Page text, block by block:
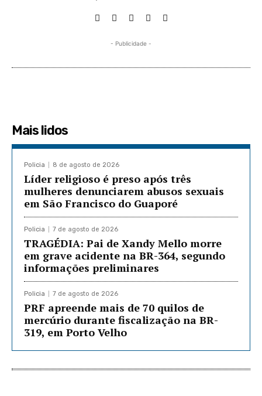
- Publicidade -
Mais lidos
Policia 8 de agosto de 2026
Líder religioso é preso após três
mulheres denunciarem abusos sexuais
em São Francisco do Guaporé
Policia 7 de agosto de 2026
TRAGÉDIA: Pai de Xandy Mello morre
em grave acidente na BR-364, segundo
informações preliminares
Policia 7 de agosto de 2026
PRF apreende mais de 70 quilos de
mercúrio durante fiscalização na BR-
319, em Porto Velho